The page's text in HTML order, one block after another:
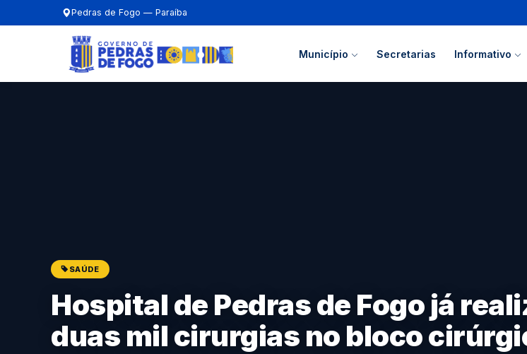
Pedras de Fogo — Paraíba
Município Secretarias Informativo
SAÚDE
Hospital de Pedras de Fogo já
duas mil cirurgias no bloco